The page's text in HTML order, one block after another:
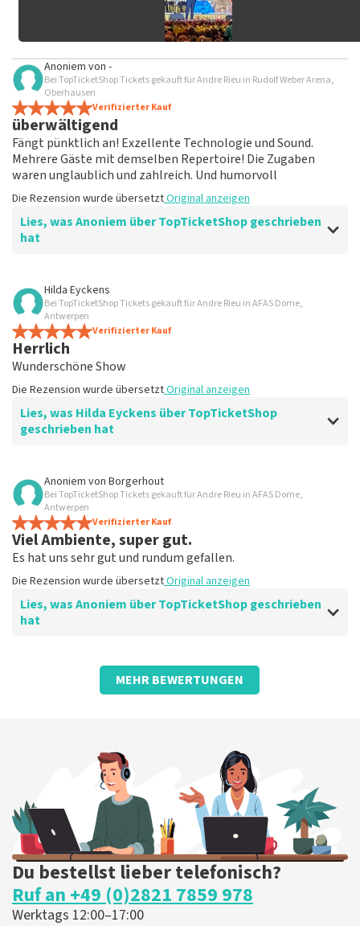
Anoniem von -
Bei TopTicketShop Tickets gekauft für Andre Rieu in Rudolf Weber Arena,
Oberhausen
Verifizierter Kauf
überwältigend
Fängt pünktlich an! Exzellente Technologie und Sound.
Mehrere Gäste mit demselben Repertoire! Die Zugaben
waren unglaublich und zahlreich. Und humorvoll
Die Rezension wurde übersetztOriginal anzeigen
Lies, was Anoniem über TopTicketShop geschrieben
hat
Bewertung von Anoniem über
Wie versprochen wurden die Tickets
rechtzeitig versendet
Klar. Darum geht es
Die Rezension wurde übersetzt
Hilda Eyckens
Bei TopTicketShop Tickets gekauft für Andre Rieu in AFAS Dome,
Antwerpen
Verifizierter Kauf
Herrlich
Wunderschöne Show
Die Rezension wurde übersetztOriginal anzeigen
Lies, was Hilda Eyckens über TopTicketShop
geschrieben hat
Bewertung von Hilda Eyckens über
gut
Die Rezension wurde übersetzt
Anoniem von Borgerhout
Bei TopTicketShop Tickets gekauft für Andre Rieu in AFAS Dome,
Antwerpen
Verifizierter Kauf
Viel Ambiente, super gut.
Es hat uns sehr gut und rundum gefallen.
Die Rezension wurde übersetztOriginal anzeigen
Lies, was Anoniem über TopTicketShop geschrieben
hat
Bewertung von Anoniem überTopTicketShop
Schade, dass wir jemanden finden
Beinen, sonst wäre es schwierig geworden.. Toll, sehr
gut, am liebsten während der Show nicht auf die
Toilette gehen oder so... Das ist schwierig
Die Rezension wurde übersetztOriginal anzeigen
MEHR BEWERTUNGEN
Du bestellst lieber telefonisch?
Ruf an +49 (0)2821 7859 978
Werktags 12:00–17:00